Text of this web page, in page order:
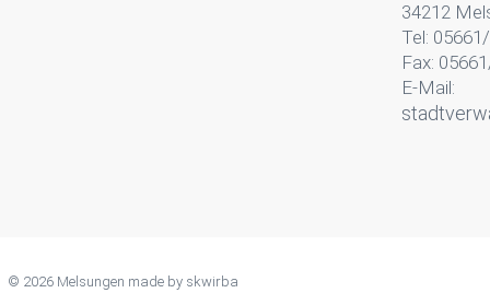
34212
Tel:
Fax:
E-Mail:
© 2026 Melsungen made by skwirba